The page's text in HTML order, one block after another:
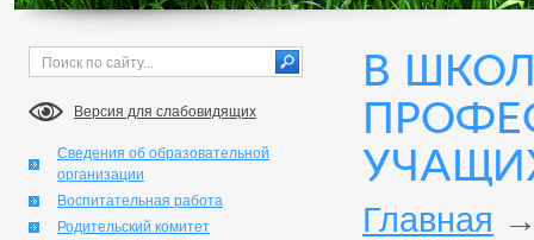
Версия для слабовидящих
Сведения об образовательной
организации
Воспитательная работа
Родительский комитет
В
Главная